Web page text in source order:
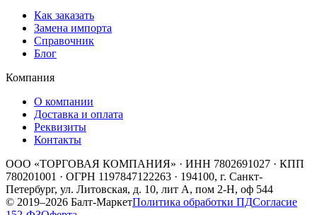
Как заказать
Замена импорта
Справочник
Блог
Компания
О компании
Доставка и оплата
Реквизиты
Контакты
ООО «ТОРГОВАЯ КОМПАНИЯ» · ИНН 7802691027 · КПП
780201001 · ОГРН 1197847122263 · 194100, г. Санкт-
Петербург, ул. Литовская, д. 10, лит А, пом 2-Н, оф 544
© 2019–2026 Балт-МаркетПолитика обработки ПДСогласие